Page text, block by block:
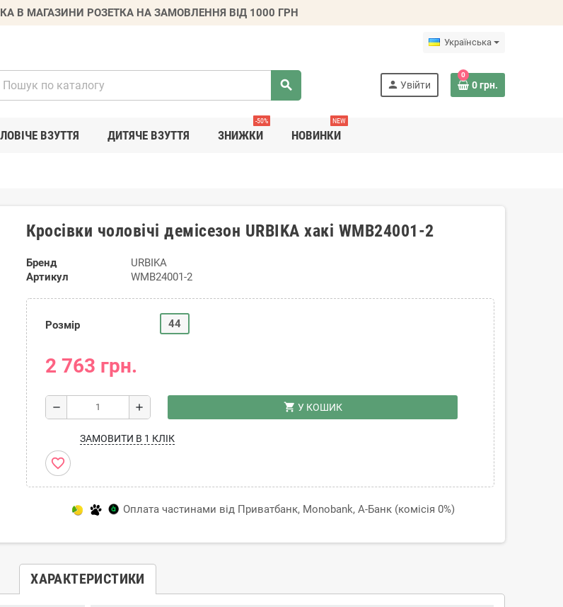
В МАГАЗИНИ РОЗЕТКА НА ЗАМОВЛЕННЯ ВІД 1000 ГРН
Українська
search person Увійти
0
0 грн.
ВЗУТТЯ ДИТЯЧЕ ВЗУТТЯ ЗНИЖКИ
-50%
НОВИНКИ
NEW
Кросівки чоловічі демісезон URBIKA хакі WMB24001-2
Бренд
URBIKA
Артикул
WMB24001-2
Розмір 44
2 763 грн.
remove add shopping_cart У КОШИК
ЗАМОВИТИ В 1 КЛІК
favorite_border
Оплата частинами від Приватбанк, Monobank, А-Банк (комісія 0%)
ХАРАКТЕРИСТИКИ